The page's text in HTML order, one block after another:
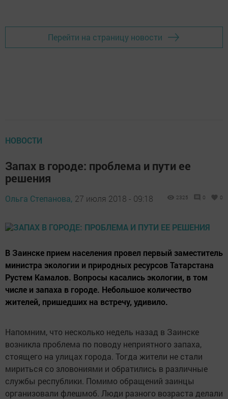
Перейти на страницу новости
НОВОСТИ
Запах в городе: проблема и пути ее
решения
Ольга Степанова, 27 июля 2018 - 09:18 2325 0 0
В Заинске прием населения провел первый заместитель
министра экологии и природных ресурсов Татарстана
Рустем Камалов. Вопросы касались экологии, в том
числе и запаха в городе. Небольшое количество
жителей, пришедших на встречу, удивило.
Напомним, что несколько недель назад в Заинске
возникла проблема по поводу неприятного запаха,
стоящего на улицах города. Тогда жители не стали
мириться со зловониями и обратились в различные
службы республики. Помимо обращений заинцы
организовали флешмоб. Люди разного возраста делали